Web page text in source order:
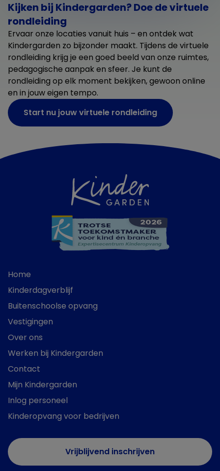
Kijken bij Kindergarden? Doe de virtuele
rondleiding
Ervaar onze locaties vanuit huis – en ontdek wat
Kindergarden zo bijzonder maakt. Tijdens de virtuele
rondleiding krijg je een goed beeld van onze ruimtes,
pedagogische aanpak en sfeer. Je kunt de
rondleiding op elk moment bekijken, gewoon online
en in jouw eigen tempo.
Start nu jouw virtuele rondleiding
Home
Kinderdagverblijf
Buitenschoolse opvang
Vestigingen
Over ons
Werken bij Kindergarden
Contact
Mijn Kindergarden
Inlog personeel
Kinderopvang voor bedrijven
Vrijblijvend inschrijven